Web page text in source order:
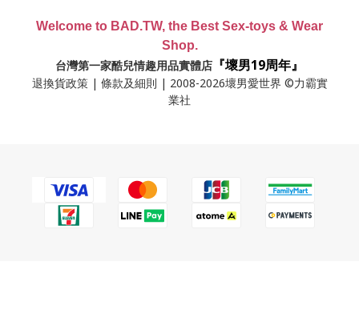
Welcome to BAD.TW, the Best Sex-toys & Wear
Shop.
台灣第一家酷兒情趣用品實體店 『壞男19周年』
退換貨政策| 條款及細則 | 2008-2026壞男愛世界 ©力霸實
業社